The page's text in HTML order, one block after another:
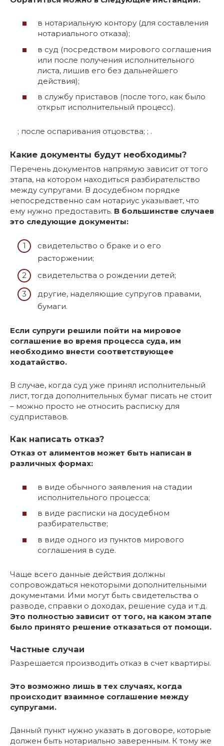
в нотариальную контору (для составления
нотариального отказа);
в суд (посредством мирового соглашения
или после получения исполнительного
листа, лишив его без дальнейшего
действия);
в службу приставов (после того, как было
открыт исполнительный процесс).
; после оспаривания отцовства; ; .
Какие документы будут необходимы?
Перечень документов напрямую зависит от того
этапа, на котором находиться разбирательство
между супругами. В досудебном порядке
непосредственно сам нотариус указывает, что
ему нужно предоставить. В большинстве случаев
это следующие документы:
свидетельство о браке и о его
расторжении;
свидетельства о рождении детей;
другие, наделяющие супругов правами,
бумаги.
Если супруги решили пойти на мировое
соглашение во время процесса суда, им
необходимо внести соответствующее
ходатайство.
В случае, когда суд уже принял исполнительный
лист, тогда дополнительных бумаг писать не стоит
– можно просто не относить расписку для
судприставов.
Как написать отказ?
Отказ от алиментов может быть написан в
различных формах:
в виде обычного заявления на стадии
исполнительного процесса;
в виде расписки на досудебном
разбирательстве;
в виде одного из пунктов мирового
соглашения в суде.
Чаще всего данные действия должны
сопровождаться некоторыми дополнительными
документами. Ими могут быть свидетельства о
разводе, справки о доходах, решение суда и т.д.
Это полностью зависит от того, на каком этапе
было принято решение отказаться от помощи.
Частные случаи
Разрешается производить отказ в счет квартиры.
Это возможно лишь в тех случаях, когда
происходит взаимное соглашение между
супругами.
Данный пункт нужно указать в договоре, которые
должен быть нотариально заверенным. К тому же